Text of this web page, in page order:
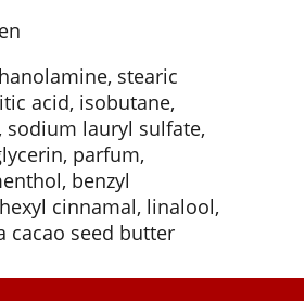
stearic
acid, isobutane,
sodium lauryl sulfate,
parfum,
benzyl
cinnamal, linalool,
cacao seed butter